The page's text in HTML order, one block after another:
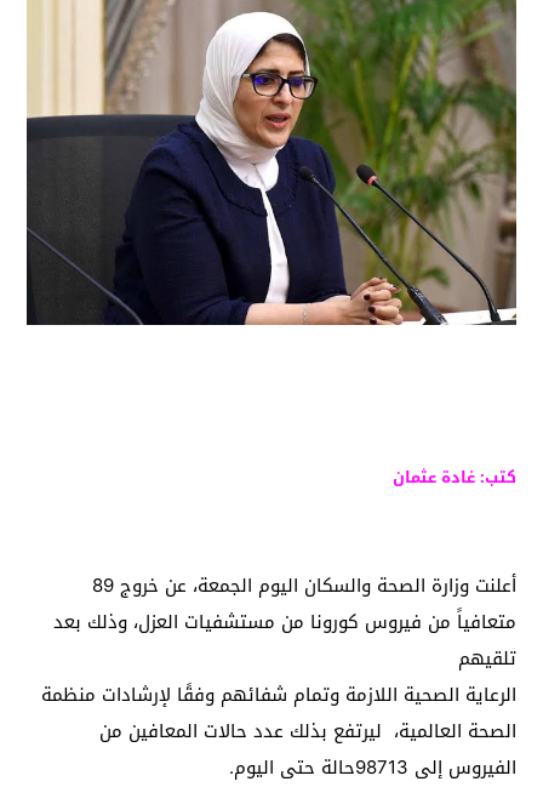
كتب: غادة عثمان
أعلنت وزارة الصحة والسكان اليوم الجمعة، عن خروج 89
متعافياً من فيروس كورونا من مستشفيات العزل، وذلك بعد
تلقيهم
الرعاية الصحية اللازمة وتمام شفائهم وفقًا لإرشادات منظمة
الصحة العالمية، ليرتفع بذلك عدد حالات المعافين من
الفيروس إلى 98713حالة حتى اليوم.